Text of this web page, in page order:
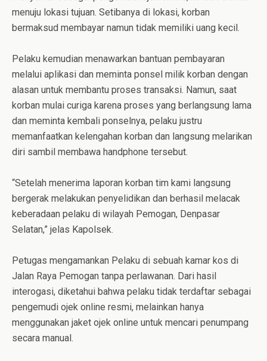
menuju lokasi tujuan. Setibanya di lokasi, korban
bermaksud membayar namun tidak memiliki uang kecil.
Pelaku kemudian menawarkan bantuan pembayaran
melalui aplikasi dan meminta ponsel milik korban dengan
alasan untuk membantu proses transaksi. Namun, saat
korban mulai curiga karena proses yang berlangsung lama
dan meminta kembali ponselnya, pelaku justru
memanfaatkan kelengahan korban dan langsung melarikan
diri sambil membawa handphone tersebut.
“Setelah menerima laporan korban tim kami langsung
bergerak melakukan penyelidikan dan berhasil melacak
keberadaan pelaku di wilayah Pemogan, Denpasar
Selatan,” jelas Kapolsek.
Petugas mengamankan Pelaku di sebuah kamar kos di
Jalan Raya Pemogan tanpa perlawanan. Dari hasil
interogasi, diketahui bahwa pelaku tidak terdaftar sebagai
pengemudi ojek online resmi, melainkan hanya
menggunakan jaket ojek online untuk mencari penumpang
secara manual.